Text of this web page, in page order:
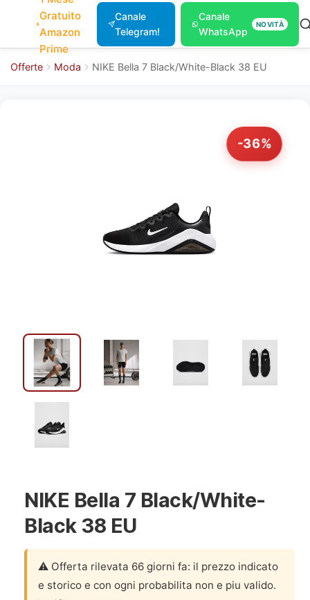
Gratuito
Amazon
Prime
Canale
Telegram!
Canale
WhatsApp
NOVITÀ
Offerte Moda NIKE Bella 7 Black/White-Black 38 EU
-36%
NIKE Bella 7 Black/White-
Black 38 EU
⚠️ Offerta rilevata 66 giorni fa: il prezzo indicato
e storico e con ogni probabilita non e piu valido.